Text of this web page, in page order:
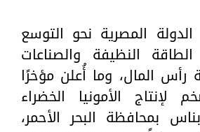
المصرية نحو التوسع
النظيفة والصناعات
رأس المال، وما أُعلن مؤخرًا
الأمونيا الخضراء
بمحافظة البحر الأحمر،